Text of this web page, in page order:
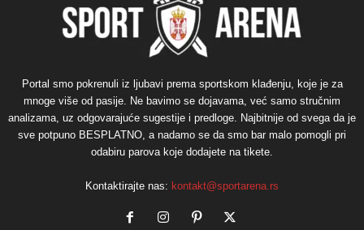
Portal smo pokrenuli iz ljubavi prema sportskom klađenju, koje je za
mnoge više od pasije. Ne bavimo se dojavama, već samo stručnim
analizama, uz odgovarajuće sugestije i predloge. Najbitnije od svega da je
sve potpuno BESPLATNO, a nadamo se da smo bar malo pomogli pri
odabiru parova koje dodajete na tikete.
Kontaktirajte nas: kontakt@sportarena.rs